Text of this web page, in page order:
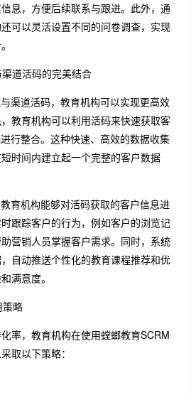
息，方便后续联系与跟进。此外，通
可以灵活设置不同的问卷调查，实现
道活码的完美结合
渠道活码，教育机构可以实现更高效
教育机构可以利用活码来快速获取客
行整合。这种快速、高效的数据收集
时间内建立起一个完整的客户数据
育机构能够对活码获取的客户信息进
跟踪客户的行为，例如客户的浏览记
营销人员掌握客户需求。同时，系统
自动推送个性化的教育课程推荐和优
满意度。
略
率，教育机构在使用螳螂教育SCRM
取以下策略：